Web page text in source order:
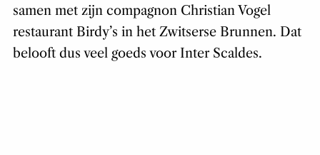
samen met zijn compagnon Christian Vogel
restaurant Birdy’s in het Zwitserse Brunnen. Dat
belooft dus veel goeds voor Inter Scaldes.